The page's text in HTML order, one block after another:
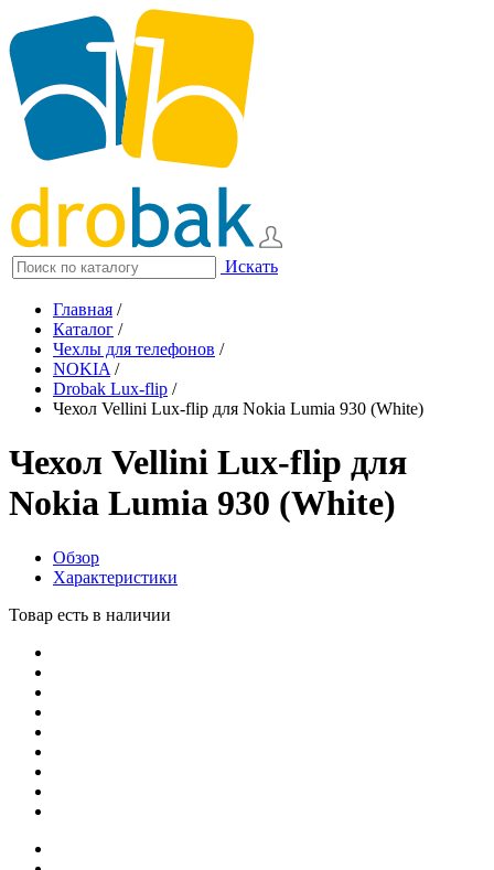
Искать
Главная /
Каталог /
Чехлы для телефонов /
NOKIA /
Drobak Lux-flip /
Чехол Vellini Lux-flip для Nokia Lumia 930 (White)
Чехол Vellini Lux-flip для
Nokia Lumia 930 (White)
Обзор
Характеристики
Товар есть в наличии